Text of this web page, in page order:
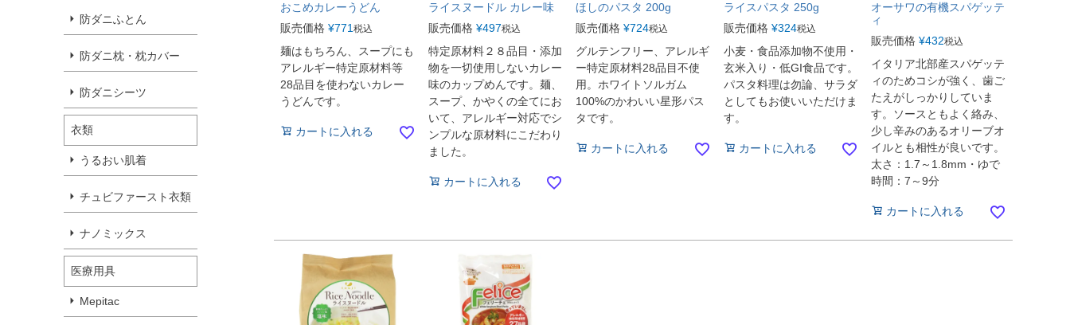
防ダニふとん
防ダニ枕・枕カバー
防ダニシーツ
衣類
うるおい肌着
チュビファースト衣類
ナノミックス
医療用具
Mepitac
おこめカレーうどん
販売価格 ¥771税込
麺はもちろん、スープにも
アレルギー特定原材料等
28品目を使わないカレー
うどんです。
カートに入れる
ライスヌードル カレー味
販売価格 ¥497税込
特定原材料２８品目・添加
物を一切使用しないカレー
味のカップめんです。麺、
スープ、かやくの全てにお
いて、アレルギー対応でシ
ンプルな原材料にこだわり
ました。
カートに入れる
ほしのパスタ 200g
販売価格 ¥724税込
グルテンフリー、アレルギ
ー特定原材料28品目不使
用。ホワイトソルガム
100%のかわいい星形パス
タです。
カートに入れる
ライスパスタ 250g
販売価格 ¥324税込
小麦・食品添加物不使用・
玄米入り・低GI食品です。
パスタ料理は勿論、サラダ
としてもお使いいただけま
す。
カートに入れる
オーサワの有機スパゲッテ
ィ
販売価格 ¥432税込
イタリア北部産スパゲッテ
ィのためコシが強く、歯ご
たえがしっかりしていま
す。ソースともよく絡み、
少し辛みのあるオリーブオ
イルとも相性が良いです。
太さ：1.7～1.8mm・ゆで
時間：7～9分
カートに入れる